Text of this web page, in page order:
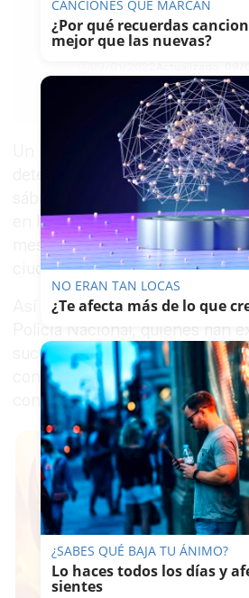
X
Un hombre de nacionalidad
Córdobadurante la
sábado acusado de un delito de
en la avenida Ronda de los
mesas y sillas en una
ciudad.
Así lo han informado a Europa
Policía Nacional, quienes han
suceso ocurrió sobre las 20.00
con dicho detenido y con dos
con heridas leves.
CANCIONES QUE MARCAN
¿Por qué recuerdas
mejor que las nuevas?
NO ERAN TAN LOCAS
¿Te afecta más de lo que
¿SABES QUÉ BAJA TU ÁNIMO?
Lo haces todos los días y
sientes